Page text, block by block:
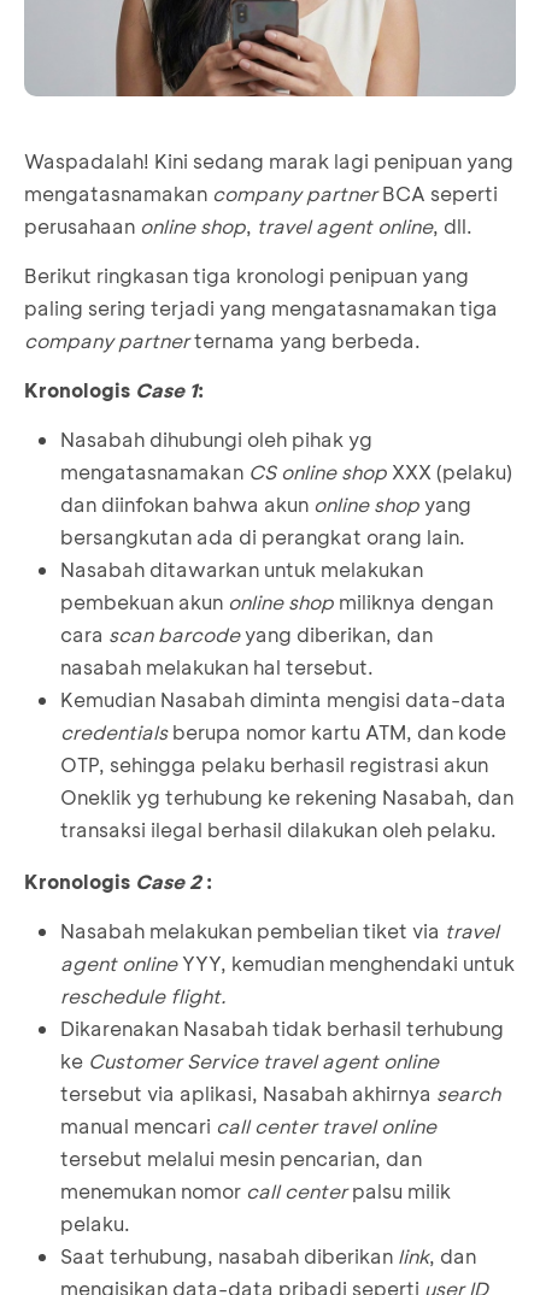
Waspadalah! Kini sedang marak lagi penipuan yang
mengatasnamakan company partnerBCA seperti
perusahaan online shop, travel agent online, dll.
Berikut ringkasan tiga kronologi penipuan yang
paling sering terjadi yang mengatasnamakan tiga
company partnerternama yang berbeda.
Kronologis Case 1:
Nasabah dihubungi oleh pihak yg
mengatasnamakan CS online shop XXX (pelaku)
dan diinfokan bahwa akun online shopyang
bersangkutan ada di perangkat orang lain.
Nasabah ditawarkan untuk melakukan
pembekuan akun online shop miliknya dengan
cara scan barcodeyang diberikan, dan
nasabah melakukan hal tersebut.
Kemudian Nasabah diminta mengisi data-data
credentialsberupa nomor kartu ATM, dan kode
OTP, sehingga pelaku berhasil registrasi akun
Oneklik yg terhubung ke rekening Nasabah, dan
transaksi ilegal berhasil dilakukan oleh pelaku.
Kronologis Case 2:
Nasabah melakukan pembelian tiket via travel
agent onlineYYY, kemudian menghendaki untuk
reschedule flight.
Dikarenakan Nasabah tidak berhasil terhubung
ke Customer Service travel agent online
tersebut via aplikasi, Nasabah akhirnya search
manual mencari call center travel online
tersebut melalui mesin pencarian, dan
menemukan nomor call centerpalsu milik
pelaku.
Saat terhubung, nasabah diberikan link, dan
mengisikan data-data pribadi seperti user ID